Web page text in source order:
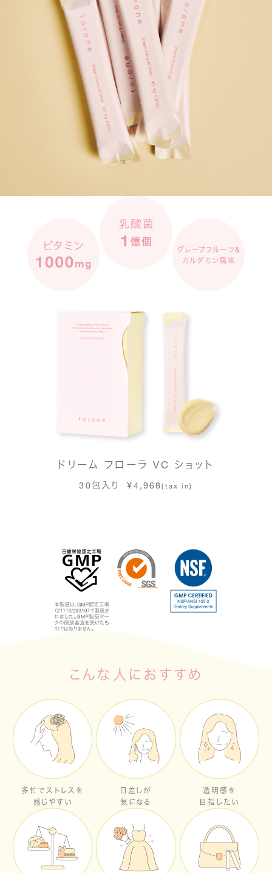
ドリーム フローラ VC ショット
30包入り ¥4,968(tax in)
こんな人におすすめ
多忙でストレスを
感じやすい
日差しが
気になる
透明感を
目指したい